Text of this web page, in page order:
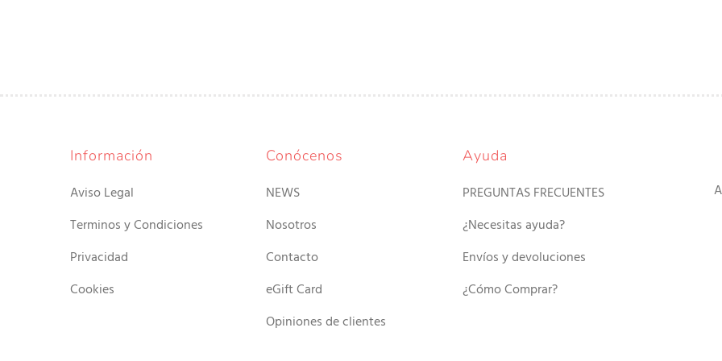
Información
Aviso Legal
Terminos y Condiciones
Privacidad
Cookies
Conócenos
NEWS
Nosotros
Contacto
eGift Card
Opiniones de clientes
Ayuda
PREGUNTAS FRECUENTES
¿Necesitas ayuda?
Envíos y devoluciones
¿Cómo Comprar?